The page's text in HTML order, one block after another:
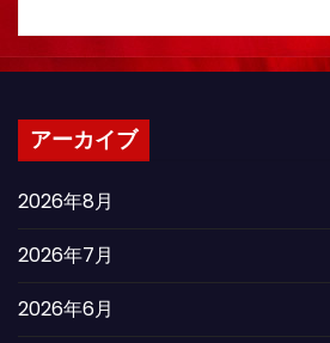
アーカイブ
2026年8月
2026年7月
2026年6月